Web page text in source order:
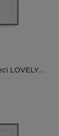
LOVELY
| krokusy